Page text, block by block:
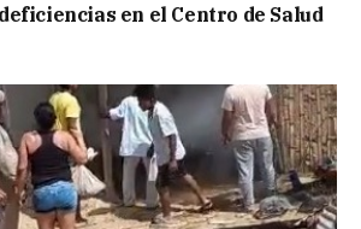
en el Centro de Salud